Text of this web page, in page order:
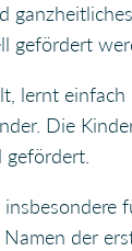
gefördert
lernt
Die
der